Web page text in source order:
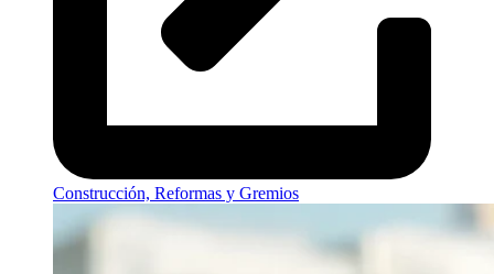
Construcción, Reformas y Gremios